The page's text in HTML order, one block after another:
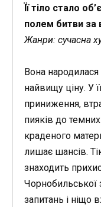
Її тіло стало
полем битви за
Жанри: сучасна
Вона
найвищу ціну. У
приниження,
пияків до
краденого
лишає шансів.
знаходить
Чорнобильської
запитань і ніщо